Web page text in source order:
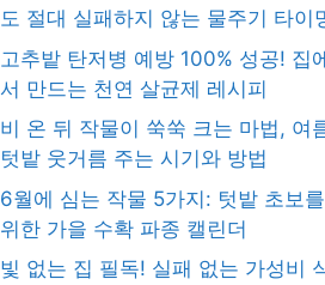
도 절대 실패하지 않는 물주기 타이
고추밭 탄저병 예방 100% 성공! 집
서 만드는 천연 살균제 레시피
비 온 뒤 작물이 쑥쑥 크는 마법, 여
텃밭 웃거름 주는 시기와 방법
6월에 심는 작물 5가지: 텃밭 초보를
위한 가을 수확 파종 캘린더
빛 없는 집 필독! 실패 없는 가성비